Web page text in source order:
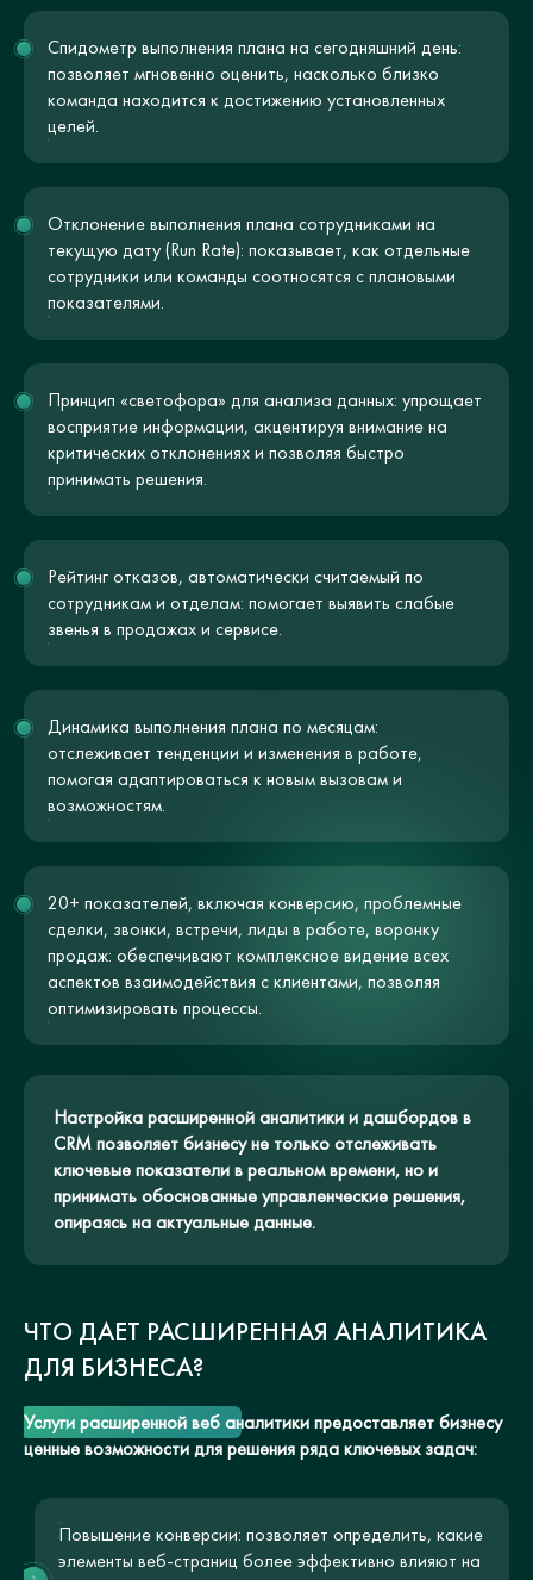
Спидометр выполнения плана на сегодняшний день:
позволяет мгновенно оценить, насколько близко
команда находится к достижению установленных
целей.
Отклонение выполнения плана сотрудниками на
текущую дату (Run Rate): показывает, как отдельные
сотрудники или команды соотносятся с плановыми
показателями.
Принцип «светофора» для анализа данных: упрощает
восприятие информации, акцентируя внимание на
критических отклонениях и позволяя быстро
принимать решения.
Рейтинг отказов, автоматически считаемый по
сотрудникам и отделам: помогает выявить слабые
звенья в продажах и сервисе.
Динамика выполнения плана по месяцам:
отслеживает тенденции и изменения в работе,
помогая адаптироваться к новым вызовам и
возможностям.
20+ показателей, включая конверсию, проблемные
сделки, звонки, встречи, лиды в работе, воронку
продаж: обеспечивают комплексное видение всех
аспектов взаимодействия с клиентами, позволяя
оптимизировать процессы.
Настройка расширенной аналитики и дашбордов в
CRM позволяет бизнесу не только отслеживать
ключевые показатели в реальном времени, но и
принимать обоснованные управленческие решения,
опираясь на актуальные данные.
ЧТО ДАЕТ РАСШИРЕННАЯ АНАЛИТИКА
ДЛЯ БИЗНЕСА?
Услуги расширенной веб аналитики предоставляет бизнесу
ценные возможности для решения ряда ключевых задач:
Повышение конверсии: позволяет определить, какие
элементы веб-страниц более эффективно влияют на